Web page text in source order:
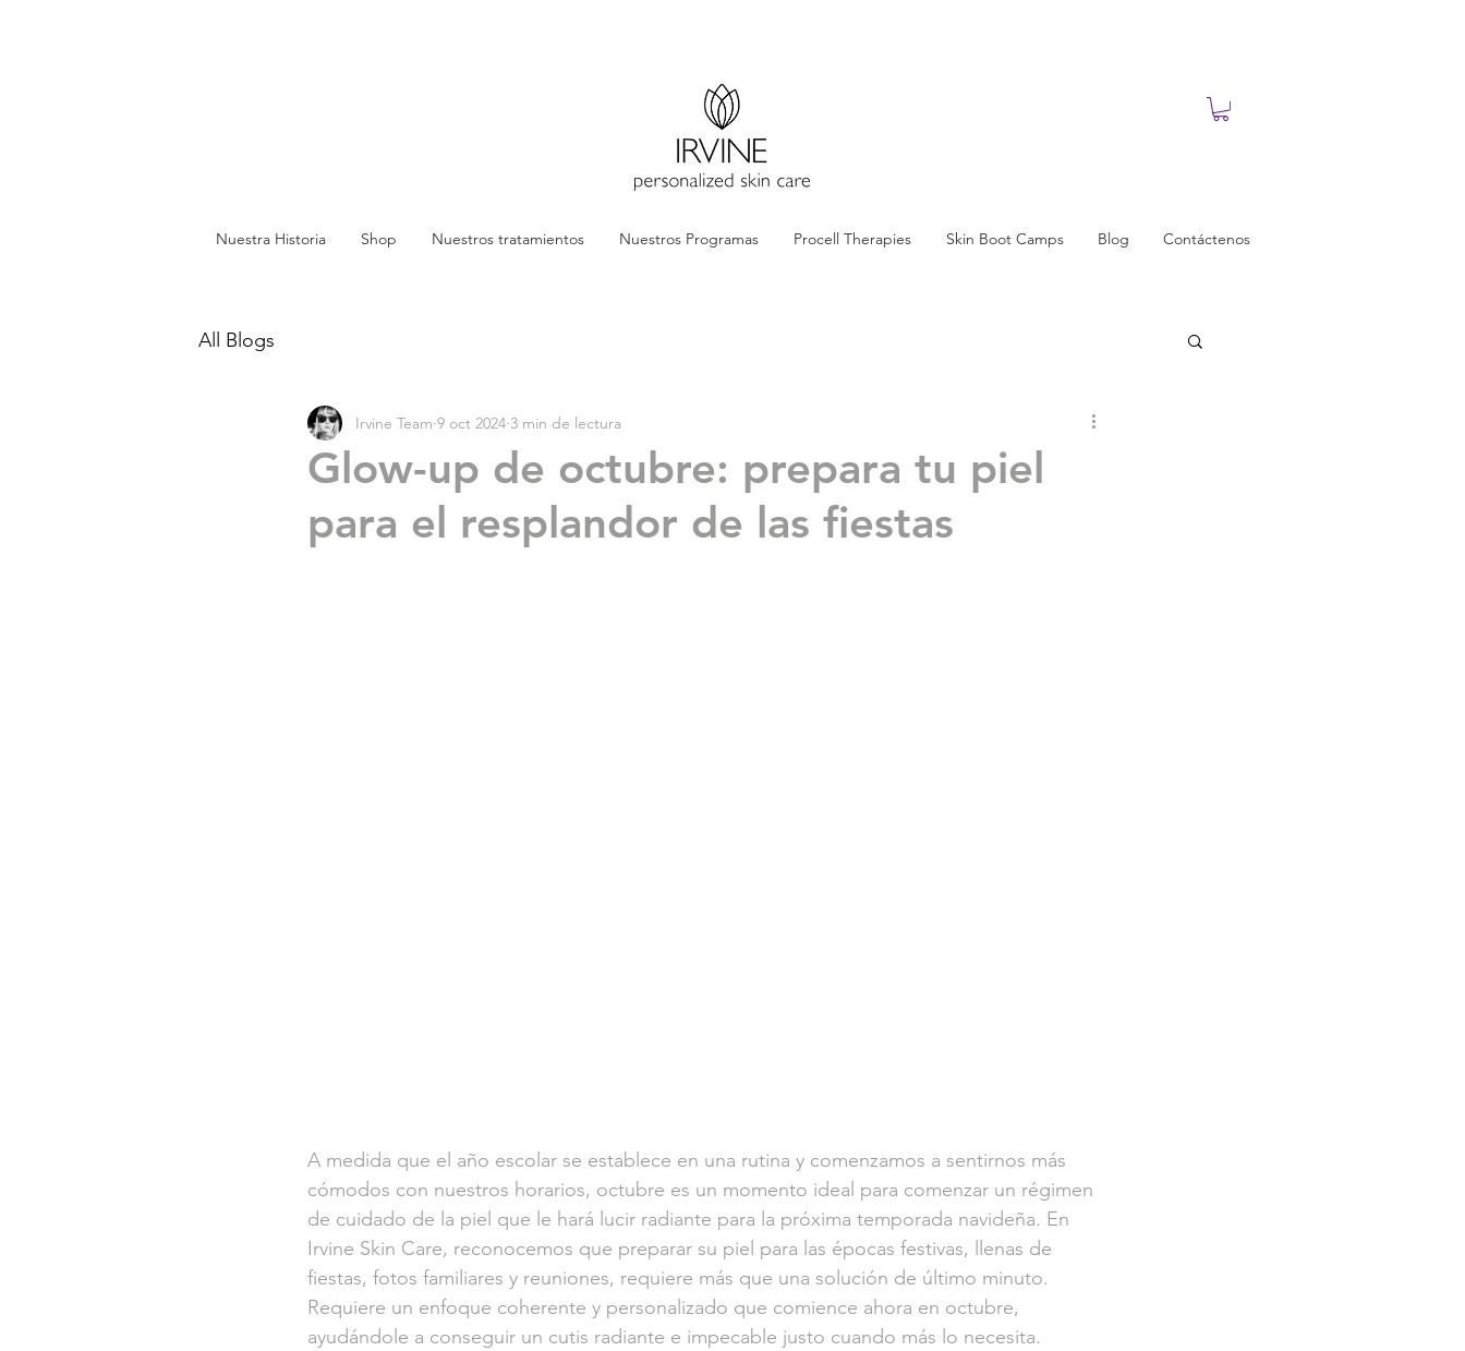
Nuestra Historia Shop Nuestros tratamientos Nuestros Programas Procell Therapies Skin Boot Camps Blog Contáctenos
All Blogs
Glow-up de octubre: prepara tu piel
para el resplandor de las fiestas
Irvine Team 9 oct 2024 3 min de lectura
A medida que el año escolar se establece en una rutina y comenzamos a sentirnos más
cómodos con nuestros horarios, octubre es un momento ideal para comenzar un régimen
de cuidado de la piel que le hará lucir radiante para la próxima temporada navideña. En
Irvine Skin Care, reconocemos que preparar su piel para las épocas festivas, llenas de
fiestas, fotos familiares y reuniones, requiere más que una solución de último minuto.
Requiere un enfoque coherente y personalizado que comience ahora en octubre,
ayudándole a conseguir un cutis radiante e impecable justo cuando más lo necesita.